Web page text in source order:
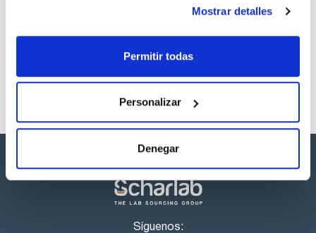
Mostrar detalles
Permitir todas
Personalizar
Denegar
Los productos marcados con esta imagen son
productos marca Scharlau habitualmente en stock,
Síguenos: